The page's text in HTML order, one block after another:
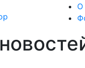
О